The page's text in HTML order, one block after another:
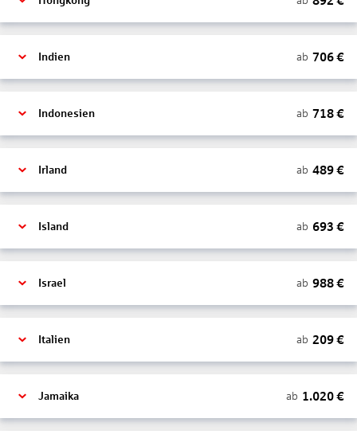
Indien ab 706€
Indonesien ab 718€
Irland ab 489€
Island ab 693 €
Israel ab 988€
Italien ab 209€
Jamaika ab 1.020€